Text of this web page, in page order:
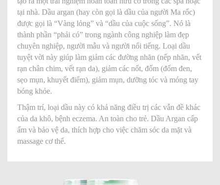
tại nhà. Dầu argan (hay còn gọi là dầu của người Ma rốc)
được gọi là “Vàng lỏng” và “dầu của cuộc sống”. Nó là
thành phần “phải có” trong ngành công nghiệp làm đẹp
chuyên nghiệp, người mẫu và người nổi tiếng. Loại dầu
tuyệt vời này giúp làm giảm các đường nhăn (nếp nhăn, vết
rạn chân chim, vết rạn da), giảm các nốt, đốm (đốm đen,
sẹo mụn, khuyết điểm), giảm mụn, dưỡng tóc và móng tay
bóng khỏe.
Thậm trí, loại dầu này có khả năng điều trị các vẫn đề khác
của da khô, bệnh eczema. An toàn cho trẻ. Dầu Argan cấp
ấm và bảo vệ da, thích hợp cho việc chăm sóc da mặt và
massage cơ thể.